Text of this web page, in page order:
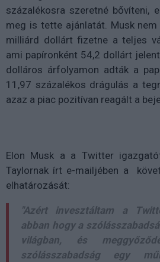
százalékosra szeretné bővíteni,
meg is tette ajánlatát. Musk nem
milliárd dollárt fizetne a teljes
ami papíronként 54,2 dollárt
dolláros árfolyamon adták a
11,97 százalékos drágulás a
azaz a piac pozitívan reagált a
Elon Musk a a Twitter
Taylornak írt e-mailjében a
elhatározását:
"Azért invesztáltam a
abban hogy a
világban, és
szólásszabadság egy